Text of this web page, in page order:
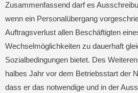
Zusammenfassend darf es
wenn ein Personalübergang
Auftragsverlust allen Beschäftigten
Wechselmöglichkeiten zu dauerhaft
Sozialbedingungen bietet. Des
halbes Jahr vor dem Betriebsstart der
dass er das notwendige und in der